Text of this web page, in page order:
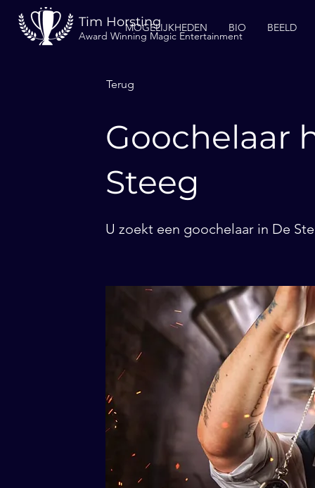
Tim Horsting
Award Winning Magic Entertainment
MOGELIJKHEDEN BIO BEELD
Terug
Goochelaar
Steeg
U zoekt een goochelaar in De